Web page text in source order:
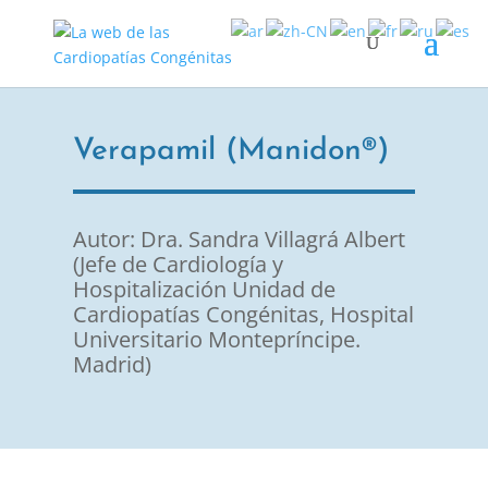
Verapamil (Manidon®)
Autor: Dra. Sandra Villagrá Albert
(Jefe de Cardiología y
Hospitalización Unidad de
Cardiopatías Congénitas, Hospital
Universitario Montepríncipe.
Madrid)